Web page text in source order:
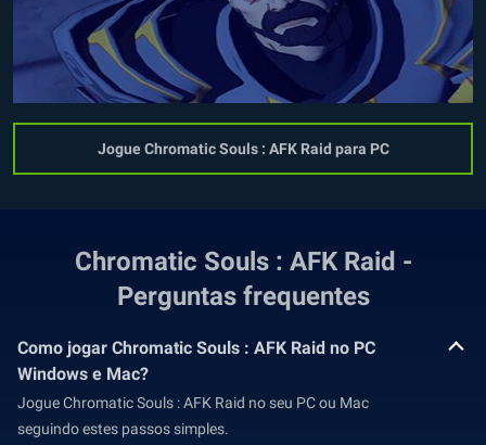
Jogue Chromatic Souls : AFK Raid para PC
Chromatic Souls : AFK Raid -
Perguntas frequentes
Como jogar Chromatic Souls : AFK Raid no PC
Windows e Mac?
Jogue Chromatic Souls : AFK Raid no seu PC ou Mac
seguindo estes passos simples.